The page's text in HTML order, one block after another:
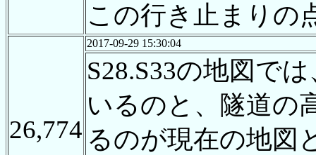
この行き止まりの
26,774
2017-09-29 15:30:04
S28.S33の地図で
いるのと、隧道の
るのが現在の地図